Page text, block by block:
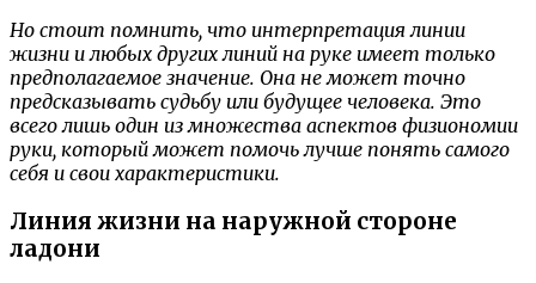
Но стоит помнить, что интерпретация линии
жизни и любых других линий на руке имеет только
предполагаемое значение. Она не может точно
предсказывать судьбу или будущее человека. Это
всего лишь один из множества аспектов физиономии
руки, который может помочь лучше понять самого
себя и свои характеристики.
Линия жизни на наружной стороне
ладони